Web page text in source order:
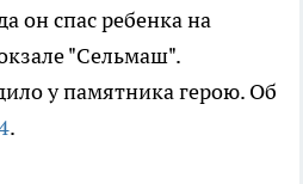
он спас ребенка на
"Сельмаш".
у памятника герою. Об
.